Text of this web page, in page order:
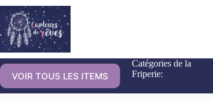
VOIR TOUS LES ITEMS
Catégories de la
Friperie: